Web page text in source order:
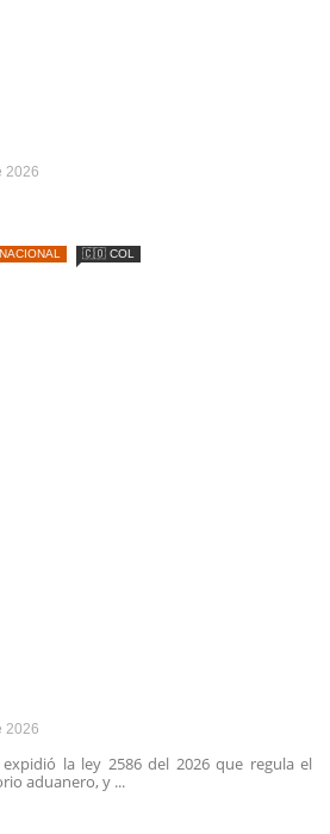
2026
🇨🇴 COL
2026
la ley 2586 del 2026 que regula el
aduanero, y ...